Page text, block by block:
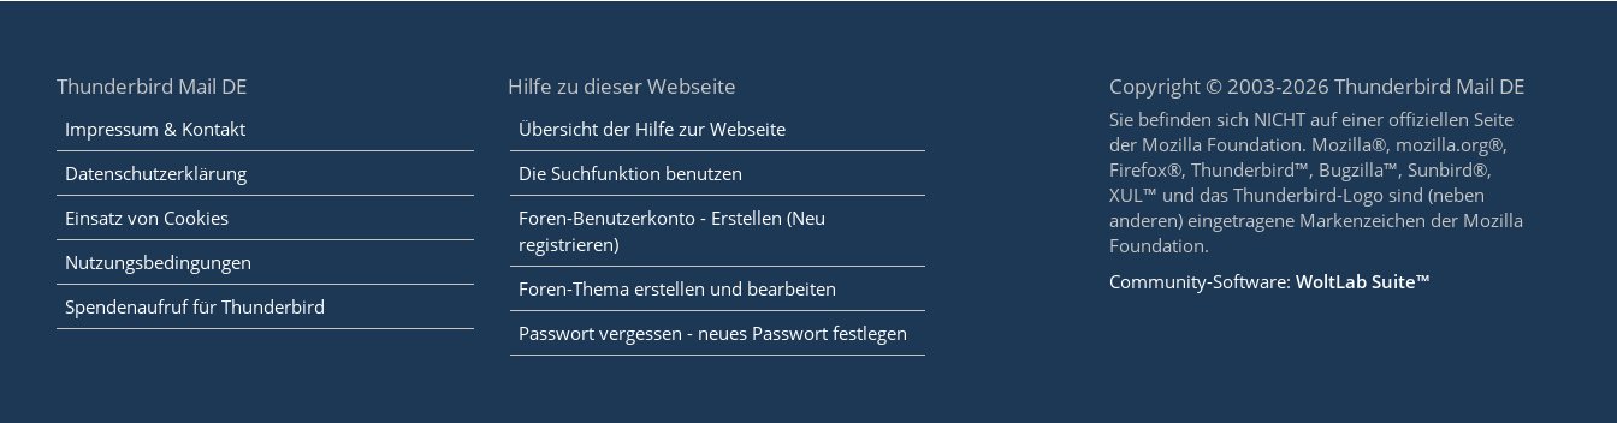
Thunderbird Mail DE
Impressum & Kontakt
Datenschutzerklärung
Einsatz von Cookies
Nutzungsbedingungen
Spendenaufruf für Thunderbird
Hilfe zu dieser Webseite
Übersicht der Hilfe zur Webseite
Die Suchfunktion benutzen
Foren-Benutzerkonto - Erstellen (Neu
registrieren)
Foren-Thema erstellen und bearbeiten
Passwort vergessen - neues Passwort festlegen
Copyright © 2003-2026 Thunderbird Mail DE
Sie befinden sich NICHT auf einer offiziellen Seite
der Mozilla Foundation. Mozilla®, mozilla.org®,
Firefox®, Thunderbird™, Bugzilla™, Sunbird®,
XUL™ und das Thunderbird-Logo sind (neben
anderen) eingetragene Markenzeichen der Mozilla
Foundation.
Community-Software:WoltLab Suite™